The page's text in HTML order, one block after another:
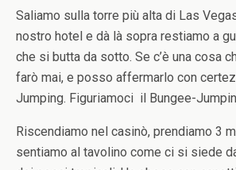
Saliamo sulla torre più alta di Las
nostro hotel e dà là sopra restiamo a
che si butta da sotto. Se c’è una cosa
farò mai, e posso affermarlo con
Jumping. Figuriamoci il Bungee-
Riscendiamo nel casinò, prendiamo 3
sentiamo al tavolino come ci si siede